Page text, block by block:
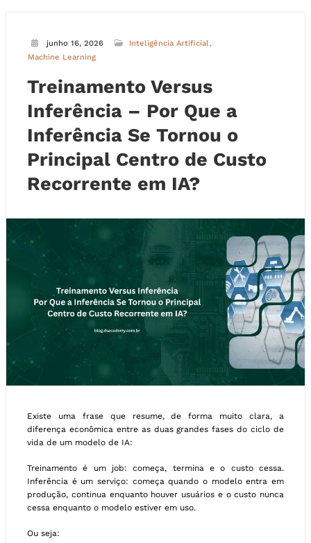
junho 16, 2026
Inteligência Artificial
Machine Learning
Treinamento Versus
Inferência – Por Que a
Inferência Se Tornou o
Principal Centro de Custo
Recorrente em IA?
Existe uma frase que resume, de forma muito clara, a
diferença econômica entre as duas grandes fases do ciclo de
vida de um modelo de IA:
Treinamento é um job: começa, termina e o custo cessa.
Inferência é um serviço: começa quando o modelo entra em
produção, continua enquanto houver usuários e o custo nunca
cessa enquanto o modelo estiver em uso.
Ou seja: